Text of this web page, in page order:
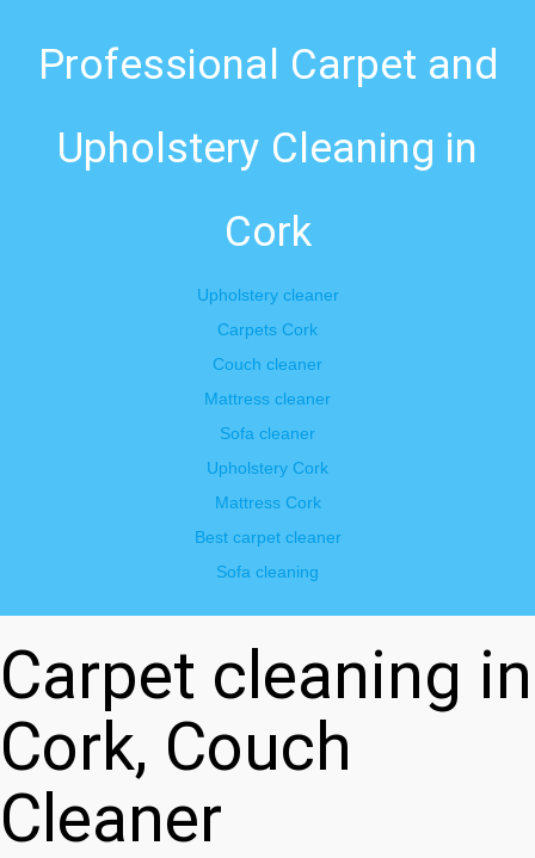
Professional Carpet and
Upholstery Cleaning in
Cork
Upholstery cleaner
Carpets Cork
Couch cleaner
Mattress cleaner
Sofa cleaner
Upholstery Cork
Mattress Cork
Best carpet cleaner
Sofa cleaning
Carpet cleaning in
Cork, Couch
Cleaner